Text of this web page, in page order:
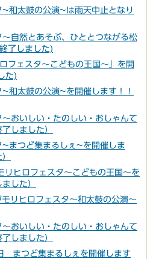
~和太鼓の公演~は雨天中止となり
自然とあそぶ、ひととつながる松
了しました)
フェスタ～こどもの王国～」を開
た)
和太鼓の公演~を開催します！！
おいしい・たのしい・おしゃんて
しました）
~まつど集まるしぇ~を開催しま
リヒロフェスタ～こどもの王国～を
した）
リヒロフェスタ～和太鼓の公演～
おいしい・たのしい・おしゃんて
しました）
まつど集まるしぇを開催します